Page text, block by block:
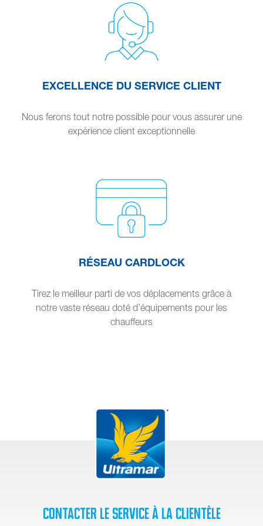
EXCELLENCE DU SERVICE CLIENT
Nous ferons tout notre possible pour vous assurer une
expérience client exceptionnelle
RÉSEAU CARDLOCK
Tirez le meilleur parti de vos déplacements grâce à
notre vaste réseau doté d’équipements pour les
chauffeurs
Contacter le service à la clientèle